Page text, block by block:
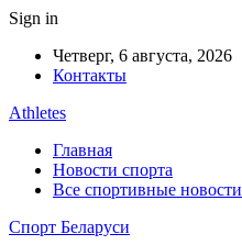
Sign in
Четверг, 6 августа, 2026
Контакты
Athletes
Главная
Новости спорта
Все спортивные новости
Спорт Беларуси